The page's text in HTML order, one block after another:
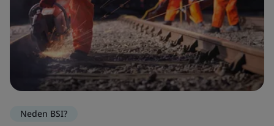
Neden BSI?